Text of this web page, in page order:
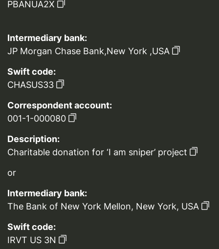
PBANUA2X
Intermediary bank:
JP Morgan Chase Bank,New York ,USA
Swift code:
CHASUS33
Correspondent account:
001-1-000080
Description:
Charitable donation for ‘I am sniper’ project
or
Intermediary bank:
The Bank of New York Mellon, New York, USA
Swift code:
IRVT US 3N